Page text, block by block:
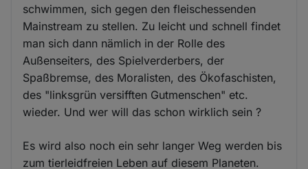
schwimmen, sich gegen den fleischessenden
Mainstream zu stellen. Zu leicht und schnell findet
man sich dann nämlich in der Rolle des
Außenseiters, des Spielverderbers, der
Spaßbremse, des Moralisten, des Ökofaschisten,
des "linksgrün versifften Gutmenschen" etc.
wieder. Und wer will das schon wirklich sein ?
Es wird also noch ein sehr langer Weg werden bis
zum tierleidfreien Leben auf diesem Planeten.